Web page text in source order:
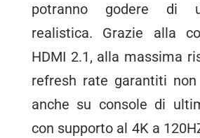
potranno godere di
realistica. Grazie alla
HDMI 2.1, alla massima
refresh rate garantiti
anche su console di
con supporto al 4K a